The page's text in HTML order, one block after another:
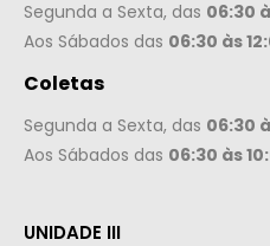
Segunda a Sexta, das 06:30
Aos Sábados das 06:30 às
Coletas
Segunda a Sexta, das 06:30
Aos Sábados das 06:30 às
UNIDADE III